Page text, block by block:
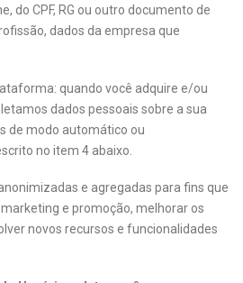
do CPF, RG ou outro documento de
dados da empresa que
quando você adquire e/ou
dados pessoais sobre a sua
de modo automático ou
no item 4 abaixo.
e agregadas para fins que
e promoção, melhorar os
novos recursos e funcionalidades